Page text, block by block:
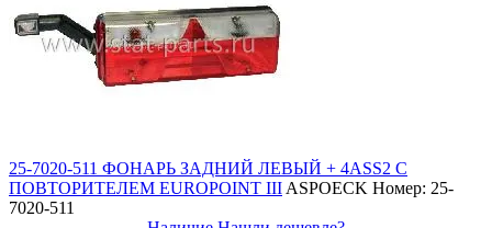
25-7020-511 ФОНАРЬ ЗАДНИЙ ЛЕВЫЙ + 4ASS2 С
ПОВТОРИТЕЛЕМ EUROPOINT III ASPOECK Номер: 25-
7020-511